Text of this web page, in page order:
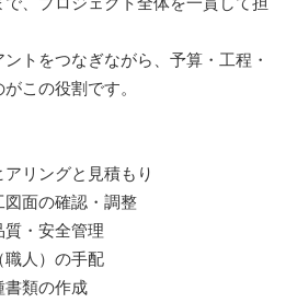
トをつなぎながら、予算・工程・
この役割です。
アリングと見積もり
図面の確認・調整
質・安全管理
職人）の手配
書類の作成